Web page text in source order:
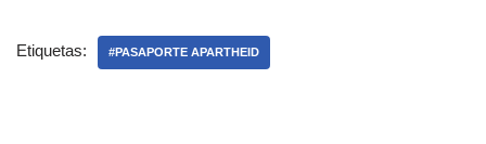
Etiquetas: #PASAPORTE APARTHEID